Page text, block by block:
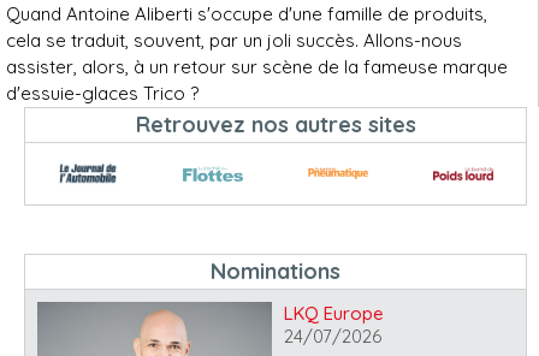
Quand Antoine Aliberti s'occupe d'une famille de produits,
cela se traduit, souvent, par un joli succès. Allons-nous
assister, alors, à un retour sur scène de la fameuse marque
d'essuie-glaces Trico ?
Retrouvez nos autres sites
Nominations
LKQ Europe
24/07/2026